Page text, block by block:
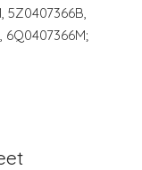
5Z0407366B,
6Q0407366M;